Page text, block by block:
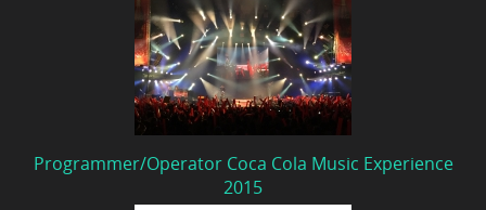
Programmer/Operator Coca Cola Music Experience
2015